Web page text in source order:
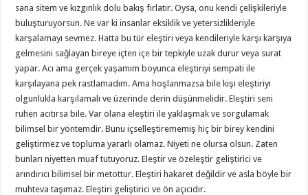
sana sitem ve kızgınlık dolu bakış fırlatır. Oysa, onu kendi çelişkileriyle
buluşturuyorsun. Ne var ki insanlar eksiklik ve yetersizlikleriyle
karşalamayı sevmez. Hatta bu tür eleştiri veya kendileriyle karşı karşıya
gelmesini sağlayan bireye içten içe bir tepkiyle uzak durur veya surat
yapar. Acı ama gerçek yaşamım boyunca eleştiriyi sempati ile
karşılayana pek rastlamadım. Ama hoşlanmazsa bile kişi eleştiriyi
olgunlukla karşılamalı ve üzerinde derin düşünmelidir. Eleştiri seni
ruhen acıtırsa bile. Var olana eleştiri ile yaklaşmak ve sorgulamak
bilimsel bir yöntemdir. Bunu içselleştirememiş hiç bir birey kendini
geliştirmez ve topluma yararlı olamaz. Niyeti ne olursa olsun. Zaten
bunları niyetten muaf tutuyoruz. Eleştir ve özeleştir geliştirici ve
arındırıcı bilimsel bir metottur. Eleştiri hakaret değildir ve asla böyle bir
muhteva taşımaz. Eleştiri geliştirici ve ön açıcıdır.